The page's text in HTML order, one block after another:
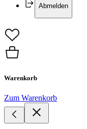
Abmelden
Warenkorb
Zum Warenkorb